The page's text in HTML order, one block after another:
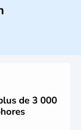
la Méditerranée,
des nouvelles
de 3 000